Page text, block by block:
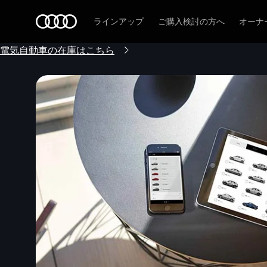
ラインアップ ご購入検討の方へ オーナ
電気自動車の在庫はこちら